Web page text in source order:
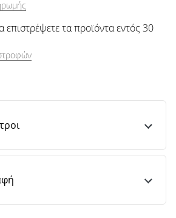
επιστρέψετε τα προϊόντα εντός 30